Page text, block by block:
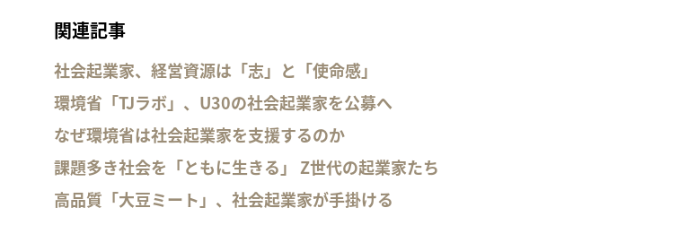
関連記事
社会起業家、経営資源は「志」と「使命感」
環境省「TJラボ」、U30の社会起業家を公募へ
なぜ環境省は社会起業家を支援するのか
課題多き社会を「ともに生きる」 Z世代の起業家たち
高品質「大豆ミート」、社会起業家が手掛ける